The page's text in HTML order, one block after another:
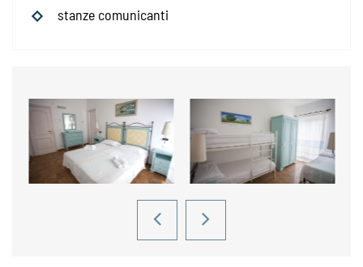
stanze comunicanti